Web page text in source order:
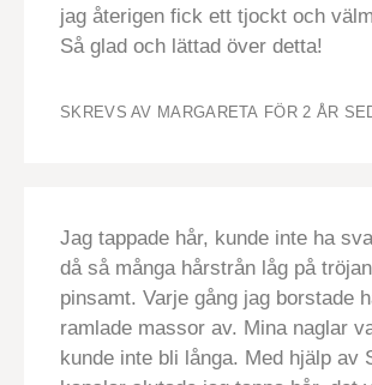
jag återigen fick ett tjockt och
Så glad och lättad över detta!
SKREVS AV MARGARETA FÖR 2 ÅR
Jag tappade hår, kunde inte ha
då så många hårstrån låg på
pinsamt. Varje gång jag borstade
ramlade massor av. Mina naglar
kunde inte bli långa. Med hjälp av